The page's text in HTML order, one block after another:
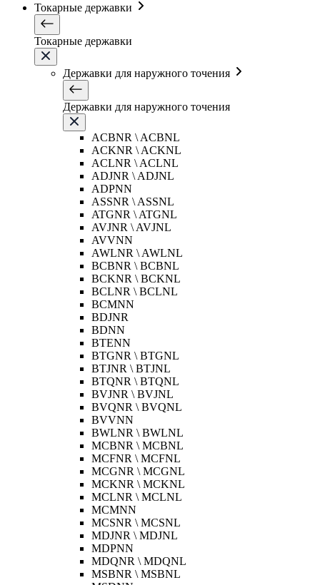
Токарные державки
Токарные державки
Державки для наружного точения
Державки для наружного точения
ACBNR \ ACBNL
ACKNR \ ACKNL
ACLNR \ ACLNL
ADJNR \ ADJNL
ADPNN
ASSNR \ ASSNL
ATGNR \ ATGNL
AVJNR \ AVJNL
AVVNN
AWLNR \ AWLNL
BCBNR \ BCBNL
BCKNR \ BCKNL
BCLNR \ BCLNL
BCMNN
BDJNR
BDNN
BTENN
BTGNR \ BTGNL
BTJNR \ BTJNL
BTQNR \ BTQNL
BVJNR \ BVJNL
BVQNR \ BVQNL
BVVNN
BWLNR \ BWLNL
MCBNR \ MCBNL
MCFNR \ MCFNL
MCGNR \ MCGNL
MCKNR \ MCKNL
MCLNR \ MCLNL
MCMNN
MCSNR \ MCSNL
MDJNR \ MDJNL
MDPNN
MDQNR \ MDQNL
MSBNR \ MSBNL